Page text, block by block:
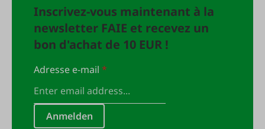
Inscrivez-vous maintenant à la
newsletter FAIE et recevez un
bon d'achat de 10 EUR !
Adresse e-mail*
Anmelden